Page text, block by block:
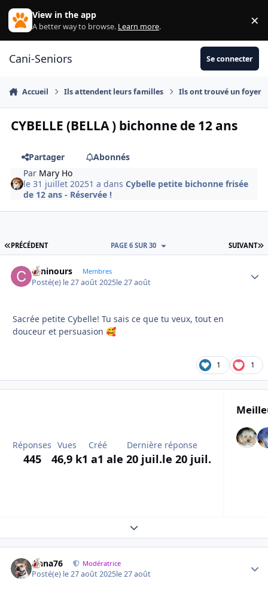
Aller au contenu
View in the app
A better way to browse. Learn more. ×
Cani-Seniors Se connecter
Accueil Ils attendent leurs familles Ils ont trouvé un foyer
CYBELLE (BELLA ) bichonne de 12 ans
Partager
Abonnés
Par Mary Ho
le 31 juillet 20251 a dansCybelle petite bichonne frisée
de 12 ans - Réservée !
PREMIÈRE PAGE
PRÉCÉDENT SUIVANT
PAGE 6 SUR 30
caninours Membres
Posté(e) le 27 août 2025le 27 août
Sacrée petite Cybelle! Tu sais ce que tu veux, tout en
douceur et persuasion 🥰
1 1
Réponses
445
Vues
46,9 k
Créé
1 a1 a
Dernière réponse
le 20 juil.le 20 juil.
Expand topic overview
Anna76 Modératrice
Posté(e) le 27 août 2025le 27 août